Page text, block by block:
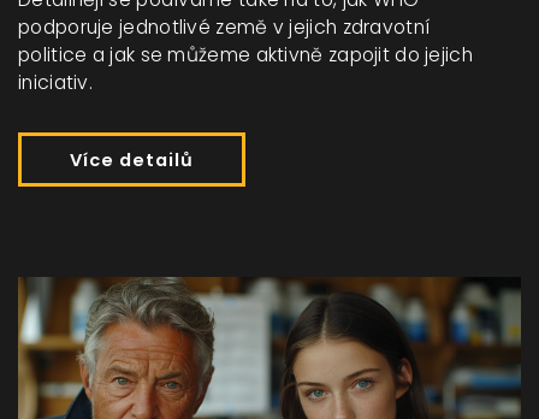
podporuje jednotlivé země v jejich zdravotní
politice a jak se můžeme aktivně zapojit do jejich
iniciativ.
Více detailů